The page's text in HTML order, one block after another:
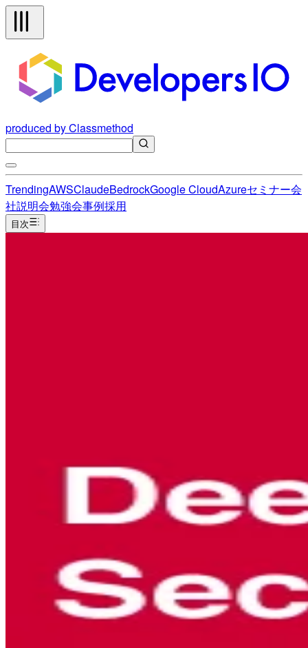
produced by Classmethod
TrendingAWSClaudeBedrockGoogle CloudAzureセミナー会
社説明会勉強会事例採用
目次